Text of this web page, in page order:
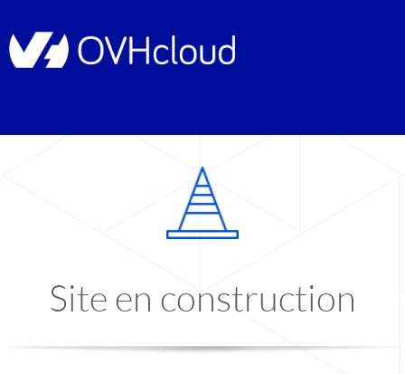
Site en construction